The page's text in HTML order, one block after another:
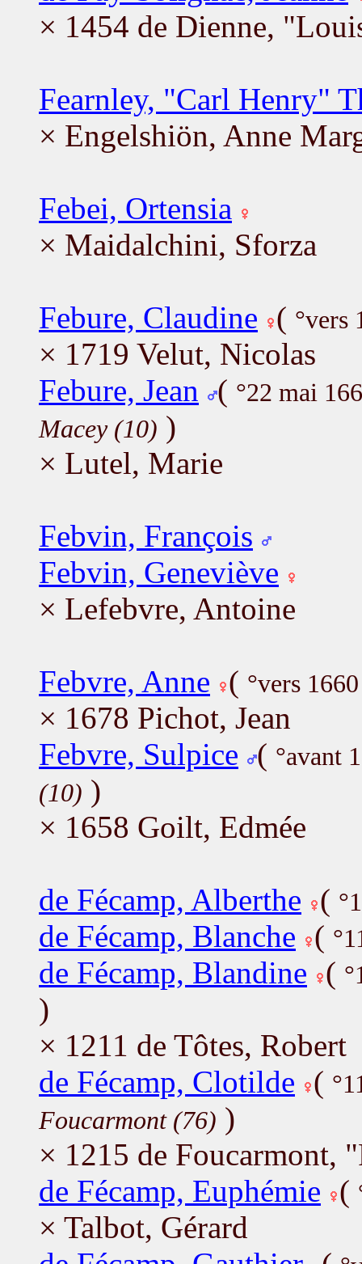
× 1454 de Dienne,
Fearnley, "Carl Henry"
× Engelshiön, Anne
Febei, Ortensia
× Maidalchini, Sforza
Febure, Claudine ( °vers
× 1719 Velut, Nicolas
Febure, Jean
( °22 mai
Macey (10) )
× Lutel, Marie
Febvin, François
Febvin, Geneviève
× Lefebvre, Antoine
Febvre, Anne ( °vers
× 1678 Pichot, Jean
Febvre, Sulpice ( °avant
(10) )
× 1658 Goilt, Edmée
de Fécamp, Alberthe (
de Fécamp, Blanche (
de Fécamp, Blandine (
)
× 1211 de Tôtes, Robert
de Fécamp, Clotilde (
Foucarmont (76) )
× 1215 de Foucarmont,
de Fécamp, Euphémie (
× Talbot, Gérard